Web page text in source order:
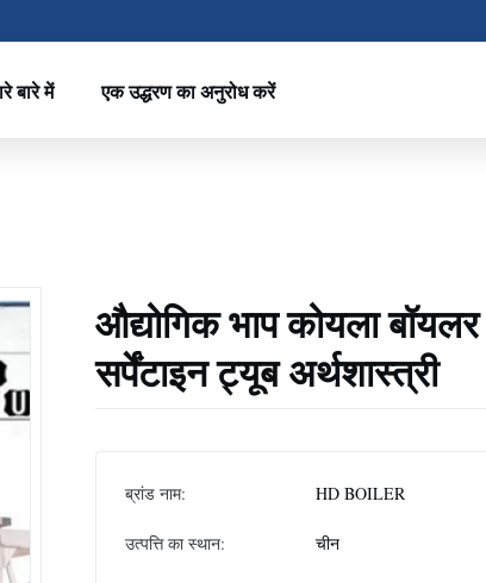
बारे में एक उद्धरण का अनुरोध करें
औद्योगिक भाप कोयला
सर्पेंटाइन ट्यूब अर्थशास्त्री
ब्रांड नाम: HD BOILER
उत्पत्ति का स्थान: चीन